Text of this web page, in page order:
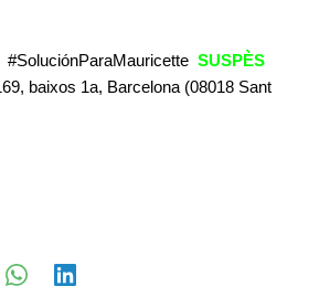
#SoluciónParaMauricetteSUSPÈS
baixos 1a, Barcelona (08018 Sant